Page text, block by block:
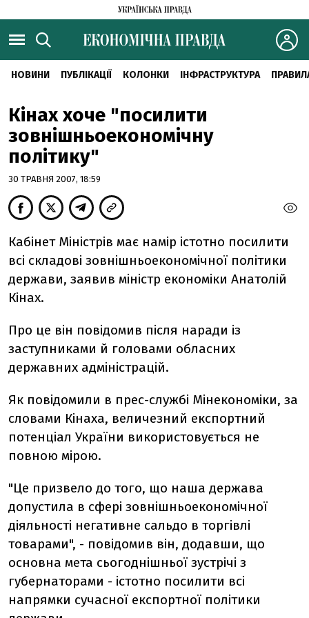
НОВИНИ ПУБЛІКАЦІЇ КОЛОНКИ ІНФРАСТРУКТУРА
Кінах хоче "посилити
зовнішньоекономічну
політику"
30 ТРАВНЯ 2007, 18:59
Кабінет Міністрів має намір істотно посилити
всі складові зовнішньоекономічної політики
держави, заявив міністр економіки Анатолій
Кінах.
Про це він повідомив після наради із
заступниками й головами обласних
державних адміністрацій.
Як повідомили в прес-службі Мінекономіки, за
словами Кінаха, величезний експортний
потенціал України використовується не
повною мірою.
"Це призвело до того, що наша держава
допустила в сфері зовнішньоекономічної
діяльності негативне сальдо в торгівлі
товарами", - повідомив він, додавши, що
основна мета сьогоднішньої зустрічі з
губернаторами - істотно посилити всі
напрямки сучасної експортної політики